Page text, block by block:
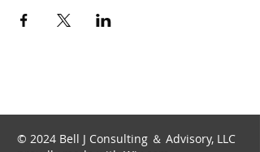
© 2024 Bell J Consulting ＆ Advisory, LLC